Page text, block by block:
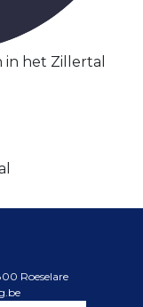
het Zillertal
Roeselare